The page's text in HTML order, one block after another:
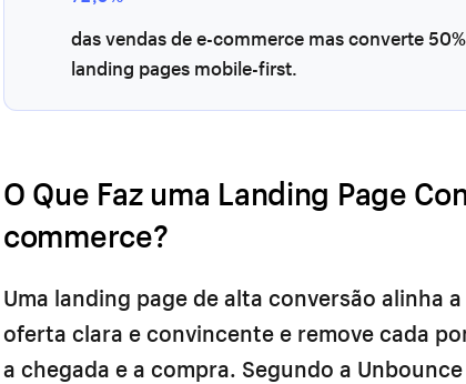
das vendas de e-commerce mas converte
landing pages mobile-first.
O Que Faz uma Landing Page
commerce?
Uma landing page de alta conversão alinha
oferta clara e convincente e remove cada
a chegada e a compra. Segundo a